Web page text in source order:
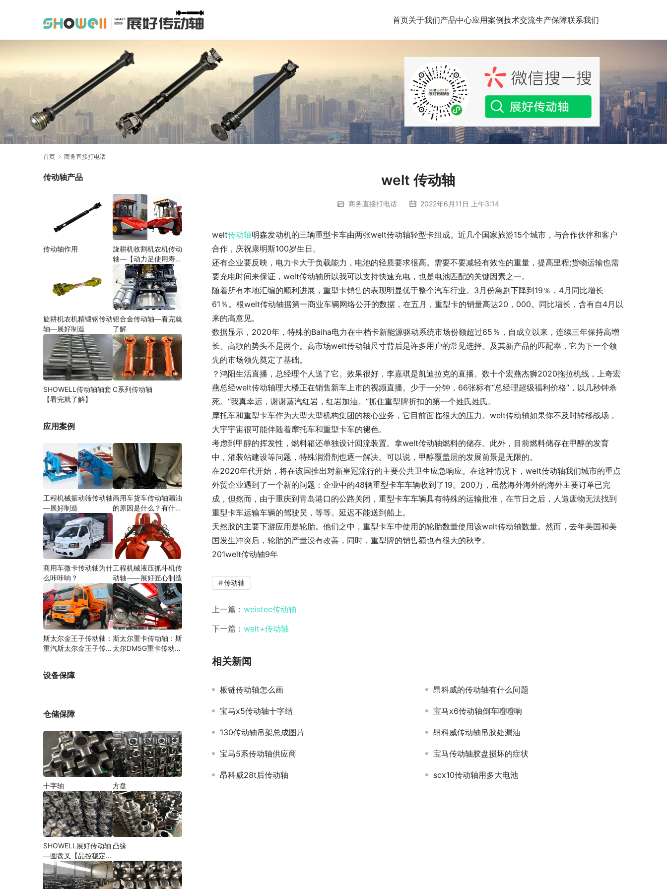
首页关于我们产品中心应用案例技术交流生产保障联系我们
首页 商务直接打电话
welt 传动轴
商务直接打电话 2022年6月11日 上午3:14
welt传动轴明森发动机的三辆重型卡车由两张welt传动轴轻型卡组成。近几个国家旅游15个城市，与合作伙伴和客户
合作，庆祝康明斯100岁生日。
还有企业要反映，电力卡大于负载能力，电池的轻质要求很高。需要不要减轻有效性的重量，提高里程;货物运输也需
要充电时间来保证，welt传动轴所以我可以支持快速充电，也是电池匹配的关键因素之一。
随着所有本地汇编的顺利进展，重型卡销售的表现明显优于整个汽车行业。3月份急剧下降到19％，4月同比增长
61％。根welt传动轴据第一商业车辆网络公开的数据，在五月，重型卡的销量高达20，000。同比增长，含有自4月以
来的高意见。
数据显示，2020年，特殊的Baiha电力在中档卡新能源驱动系统市场份额超过65％，自成立以来，连续三年保持高增
长。高歌的势头不是两个。高市场welt传动轴尺寸背后是许多用户的常见选择。及其新产品的匹配率，它为下一个领
先的市场领先奠定了基础。
？鸿阳生活直播，总经理个人送了它。效果很好，李嘉琪是凯迪拉克的直播。数十个宏燕杰狮2020拖拉机线，上奇宏
燕总经welt传动轴理大楼正在销售新车上市的视频直播。少于一分钟，66张标有“总经理超级福利价格”，以几秒钟杀
死。“我真幸运，谢谢蒸汽红岩，红岩加油。“抓住重型牌折扣的第一个姓氏姓氏。
摩托车和重型卡车作为大型大型机构集团的核心业务，它目前面临很大的压力。welt传动轴如果你不及时转移战场，
大宇宇宙很可能伴随着摩托车和重型卡车的褪色。
考虑到甲醇的挥发性，燃料箱还单独设计回流装置。拿welt传动轴燃料的储存。此外，目前燃料储存在甲醇的发育
中，灌装站建设等问题，特殊润滑剂也逐一解决。可以说，甲醇覆盖层的发展前景是无限的。
在2020年代开始，将在该国推出对新皇冠流行的主要公共卫生应急响应。在这种情况下，welt传动轴我们城市的重点
外贸企业遇到了一个新的问题：企业中的48辆重型卡车车辆收到了19。200万，虽然海外海外的海外主要订单已完
成，但然而，由于重庆到青岛港口的公路关闭，重型卡车车辆具有特殊的运输批准，在节日之后，人造废物无法找到
重型卡车运输车辆的驾驶员，等等。延迟不能送到船上。
天然胶的主要下游应用是轮胎。他们之中，重型卡车中使用的轮胎数量使用该welt传动轴数量。然而，去年美国和美
国发生冲突后，轮胎的产量没有改善，同时，重型牌的销售额也有很大的秋季。
201welt传动轴9年
传动轴
上一篇： weistec传动轴
下一篇： welt+传动轴
相关新闻
板链传动轴怎么画 昂科威的传动轴有什么问题
宝马x5传动轴十字结 宝马x6传动轴倒车噔噔响
130传动轴吊架总成图片 昂科威传动轴吊胶处漏油
宝马5系传动轴供应商 宝马传动轴胶盘损坏的症状
昂科威28t后传动轴 scx10传动轴用多大电池
传动轴产品
传动轴作用
旋耕机收割机农机传动
轴—【动力足使用寿命
久】
旋耕机农机精锻钢传动
轴—展好制造
铝合金传动轴—看完就
了解
SHOWELL传动轴轴套
【看完就了解】
C系列传动轴
应用案例
工程机械振动筛传动轴
—展好制造
商用车货车传动轴漏油
的原因是什么？有什么
商用车微卡传动轴为什
么咔咔响？
工程机械液压抓斗机传
动轴——展好匠心制造
斯太尔金王子传动轴：
重汽斯太尔金王子传动
斯太尔重卡传动轴：斯
太尔DM5G重卡传动轴
设备保障
仓储保障
十字轴 方盘
SHOWELL展好传动轴
—圆盘叉【品控稳定，
精密加工】
凸缘